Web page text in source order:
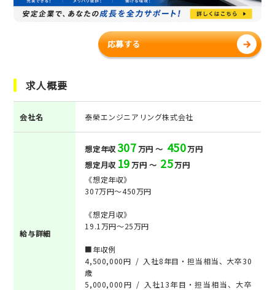
応募する
求人概要
会社名 泰榮エンジニアリング株式会社
給与詳細
想定年収307万円 ～ 450万円
想定月収 19万円 ～ 25万円
《想定年収》
307万円～450万円
《想定月収》
19.1万円～25万円
■年収例
4,500,000円 / 入社8年目・担当相当、大卒30
歳
5,000,000円 / 入社13年目・担当相当、大卒